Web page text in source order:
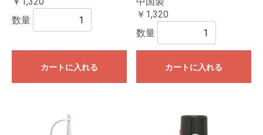
数量
カートに入れる
￥1,320
数量
カートに入れる